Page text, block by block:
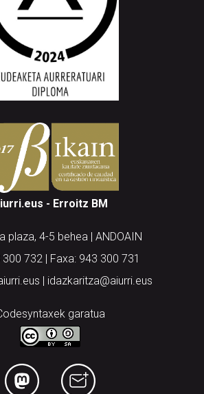
- Erroitz BM
plaza, 4-5 behea | ANDOAIN
300 732 | Faxa: 943 300 731
| idazkaritza@aiurri.eus
garatua